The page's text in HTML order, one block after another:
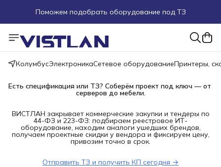
Пришлите запрос на e-mail или в чат
КолумбусЭлектроникаСетевое оборудованиеПринтеры,
Есть спецификация или ТЗ? Соберём проект под ключ — от
серверов до мебели.
ВИСТЛАН закрывает коммерческие закупки и тендеры по
44-ФЗ и 223-ФЗ: подбираем реестровое ИТ-
оборудование, находим аналоги ушедших брендов,
получаем проектные скидки у вендора и фиксируем цену,
привозим точно в срок.
Отправить ТЗ и получить КП сегодня →